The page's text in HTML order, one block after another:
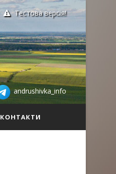
Тестова версія!
andrushivka_info
КОНТАКТИ